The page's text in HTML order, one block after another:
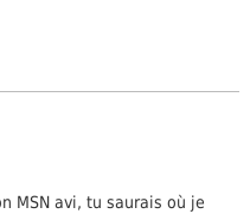
MSN avi, tu saurais où je